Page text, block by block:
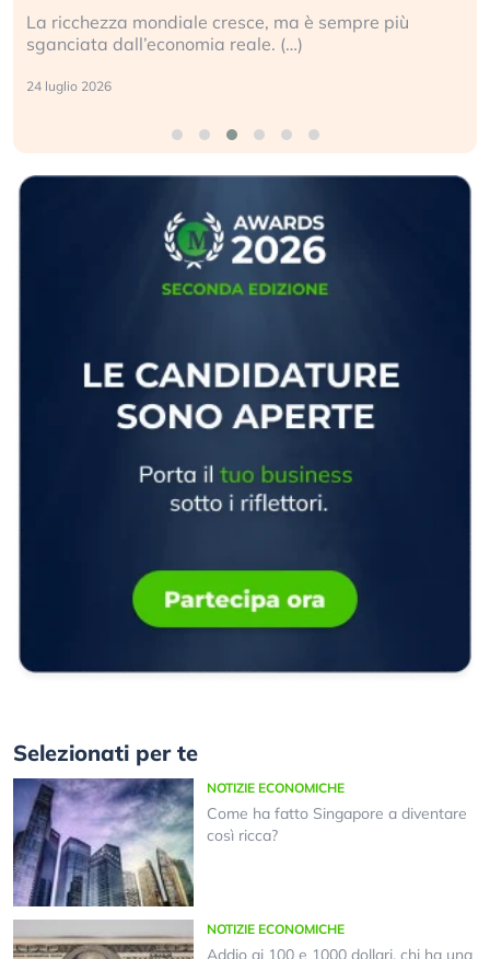
La ricchezza mondiale cresce, ma è sempre più
sganciata dall’economia reale. (…)
24 luglio 2026
Selezionati per te
NOTIZIE ECONOMICHE
Come ha fatto Singapore a diventare
così ricca?
NOTIZIE ECONOMICHE
Addio ai 100 e 1000 dollari, chi ha una